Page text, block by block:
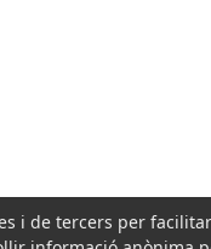
i de tercers per